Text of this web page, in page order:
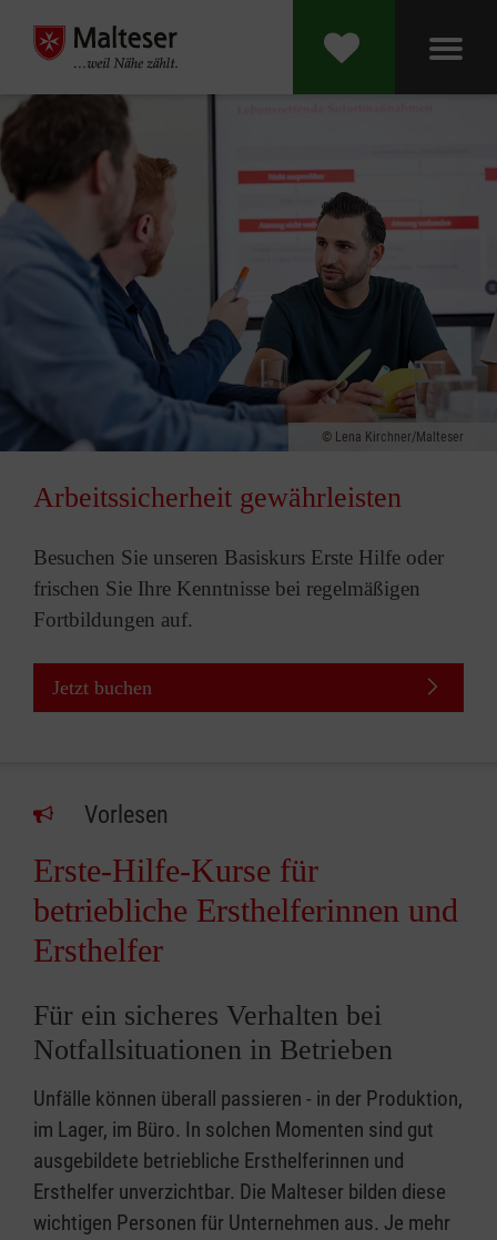
Lena Kirchner/Malteser
Arbeitssicherheit gewährleisten
Besuchen Sie unseren Basiskurs Erste Hilfe oder
frischen Sie Ihre Kenntnisse bei regelmäßigen
Fortbildungen auf.
Jetzt buchen
Vorlesen
Erste-Hilfe-Kurse für
betriebliche Ersthelferinnen und
Ersthelfer
Für ein sicheres Verhalten bei
Notfallsituationen in Betrieben
Unfälle können überall passieren - in der Produktion,
im Lager, im Büro. In solchen Momenten sind gut
ausgebildete betriebliche Ersthelferinnen und
Ersthelfer unverzichtbar. Die Malteser bilden diese
wichtigen Personen für Unternehmen aus. Je mehr